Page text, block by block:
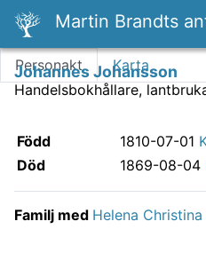
Martin Brandts
Personakt Karta
Johannes Johansson
Handelsbokhållare,
Född 1810-07-01
Död 1869-08-04
Familj med Helena